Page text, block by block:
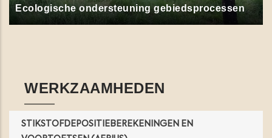
Ecologische ondersteuning gebiedsprocessen
WERKZAAMHEDEN
STIKSTOFDEPOSITIEBEREKENINGEN EN